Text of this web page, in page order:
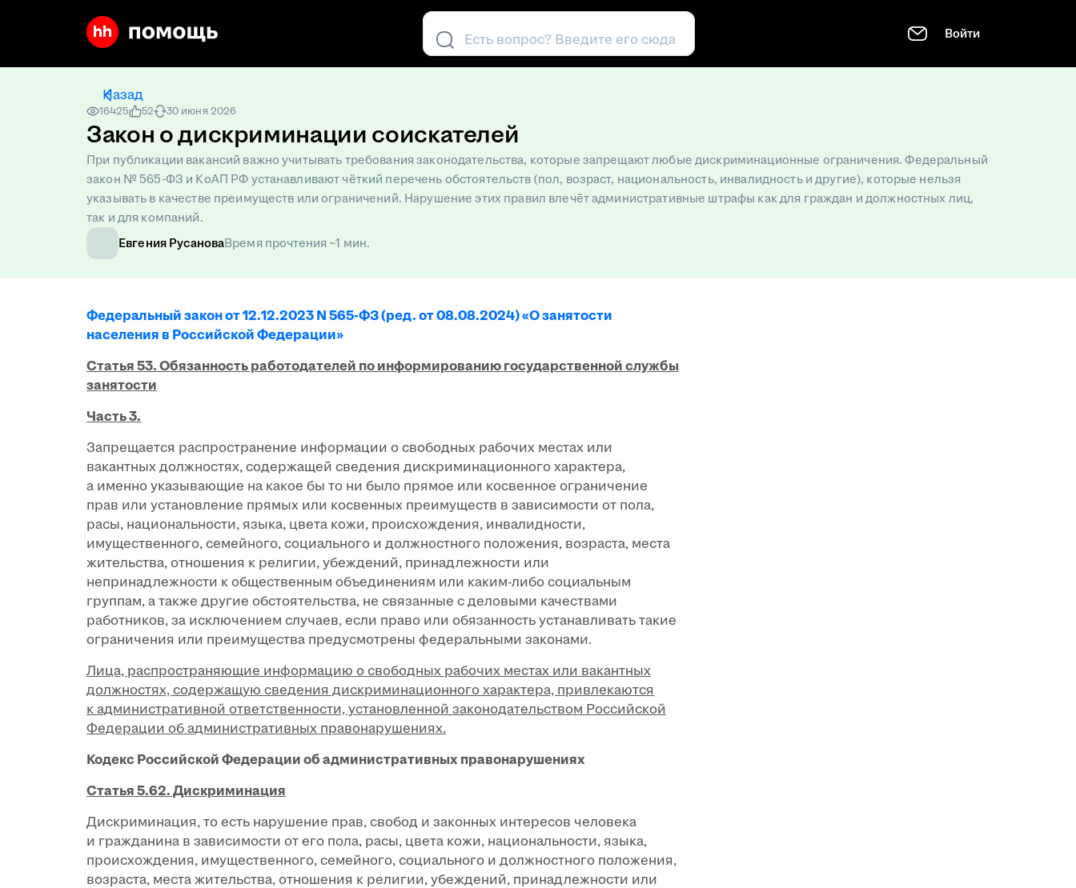
Есть вопрос? Введите его сюда Войти
Назад
16425 52 30 июня 2026
Закон о дискриминации соискателей
При публикации вакансий важно учитывать требования законодательства, которые запрещают любые дискриминационные ограничения. Федеральный
закон № 565-ФЗ и КоАП РФ устанавливают чёткий перечень обстоятельств (пол, возраст, национальность, инвалидность и другие), которые нельзя
указывать в качестве преимуществ или ограничений. Нарушение этих правил влечёт административные штрафы как для граждан и должностных лиц,
так и для компаний.
Евгения РусановаВремя прочтения ~1 мин.
Федеральный закон от 12.12.2023 N 565-ФЗ (ред. от 08.08.2024) «О занятости
населения в Российской Федерации»
Статья 53. Обязанность работодателей по информированию государственной службы
занятости
Часть 3.
Запрещается распространение информации о свободных рабочих местах или
вакантных должностях, содержащей сведения дискриминационного характера,
а именно указывающие на какое бы то ни было прямое или косвенное ограничение
прав или установление прямых или косвенных преимуществ в зависимости от пола,
расы, национальности, языка, цвета кожи, происхождения, инвалидности,
имущественного, семейного, социального и должностного положения, возраста, места
жительства, отношения к религии, убеждений, принадлежности или
непринадлежности к общественным объединениям или каким-либо социальным
группам, а также другие обстоятельства, не связанные с деловыми качествами
работников, за исключением случаев, если право или обязанность устанавливать такие
ограничения или преимущества предусмотрены федеральными законами.
Лица, распространяющие информацию о свободных рабочих местах или вакантных
должностях, содержащую сведения дискриминационного характера, привлекаются
к административной ответственности, установленной законодательством Российской
Федерации об административных правонарушениях.
Кодекс Российской Федерации об административных правонарушениях
Статья 5.62. Дискриминация
Дискриминация, то есть нарушение прав, свобод и законных интересов человека
и гражданина в зависимости от его пола, расы, цвета кожи, национальности, языка,
происхождения, имущественного, семейного, социального и должностного положения,
возраста, места жительства, отношения к религии, убеждений, принадлежности или